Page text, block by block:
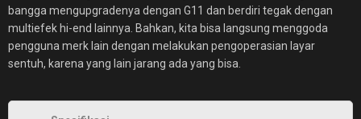
bangga mengupgradenya dengan G11 dan berdiri tegak dengan
multiefek hi-end lainnya. Bahkan, kita bisa langsung menggoda
pengguna merk lain dengan melakukan pengoperasian layar
sentuh, karena yang lain jarang ada yang bisa.